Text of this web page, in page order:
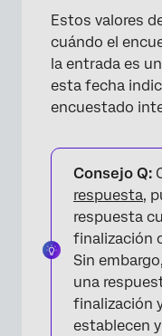
Estos valores
cuándo el
la entrada es
esta fecha
encuestado
Consejo Q:
respuesta,
respuesta
finalización
Sin
una
finalización
establecen